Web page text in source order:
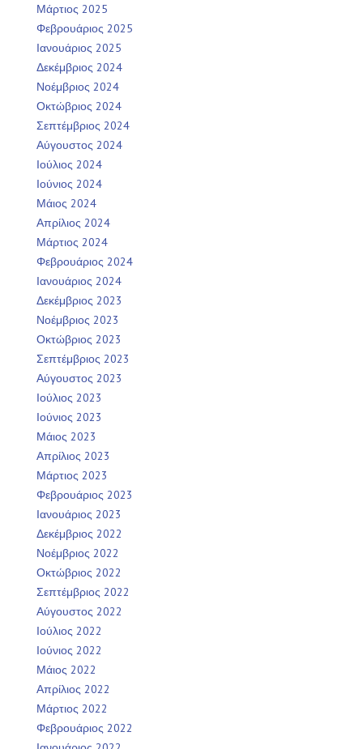
Μάρτιος 2025
Φεβρουάριος 2025
Ιανουάριος 2025
Δεκέμβριος 2024
Νοέμβριος 2024
Οκτώβριος 2024
Σεπτέμβριος 2024
Αύγουστος 2024
Ιούλιος 2024
Ιούνιος 2024
Μάιος 2024
Απρίλιος 2024
Μάρτιος 2024
Φεβρουάριος 2024
Ιανουάριος 2024
Δεκέμβριος 2023
Νοέμβριος 2023
Οκτώβριος 2023
Σεπτέμβριος 2023
Αύγουστος 2023
Ιούλιος 2023
Ιούνιος 2023
Μάιος 2023
Απρίλιος 2023
Μάρτιος 2023
Φεβρουάριος 2023
Ιανουάριος 2023
Δεκέμβριος 2022
Νοέμβριος 2022
Οκτώβριος 2022
Σεπτέμβριος 2022
Αύγουστος 2022
Ιούλιος 2022
Ιούνιος 2022
Μάιος 2022
Απρίλιος 2022
Μάρτιος 2022
Φεβρουάριος 2022